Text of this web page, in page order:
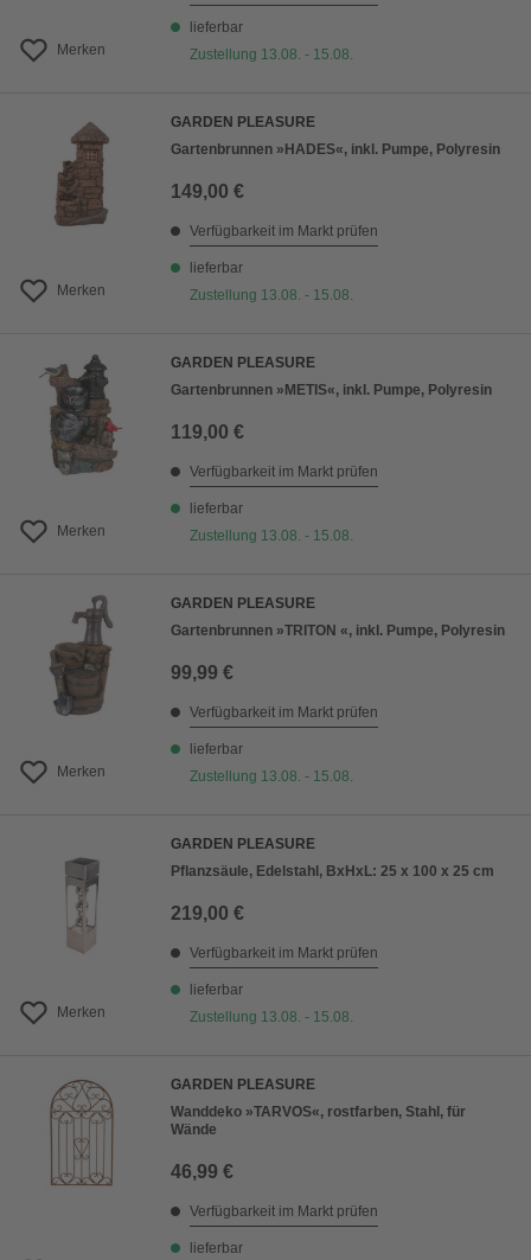
Merken
lieferbar
Zustellung 13.08. - 15.08.
Merken
GARDEN PLEASURE
Gartenbrunnen »HADES«, inkl. Pumpe, Polyresin
149,00 €
Verfügbarkeit im Markt prüfen
lieferbar
Zustellung 13.08. - 15.08.
Merken
GARDEN PLEASURE
Gartenbrunnen »METIS«, inkl. Pumpe, Polyresin
119,00 €
Verfügbarkeit im Markt prüfen
lieferbar
Zustellung 13.08. - 15.08.
Merken
GARDEN PLEASURE
Gartenbrunnen »TRITON «, inkl. Pumpe, Polyresin
99,99 €
Verfügbarkeit im Markt prüfen
lieferbar
Zustellung 13.08. - 15.08.
Merken
GARDEN PLEASURE
Pflanzsäule, Edelstahl, BxHxL: 25 x 100 x 25 cm
219,00 €
Verfügbarkeit im Markt prüfen
lieferbar
Zustellung 13.08. - 15.08.
GARDEN PLEASURE
Wanddeko »TARVOS«, rostfarben, Stahl, für
Wände
46,99 €
Verfügbarkeit im Markt prüfen
lieferbar